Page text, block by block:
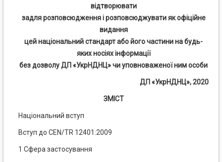
відтворювати
задля розповсюдження і розповсюджувати як офіційне
видання
цей національний стандарт або його частини на будь-
яких носіях інформації
без дозволу ДП «УкрНДНЦ» чи уповноваженої ним особи
ДП «УкрНДНЦ», 2020
ЗМІСТ
Національний вступ
Вступ до CEN/TR 12401:2009
1 Сфера застосування